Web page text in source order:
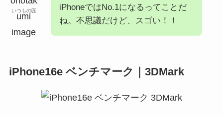
いつもの匠
iPhoneではNo.1になるってことだ
ね。不思議だけど、スゴい！！
iPhone16e ベンチマーク｜3DMark